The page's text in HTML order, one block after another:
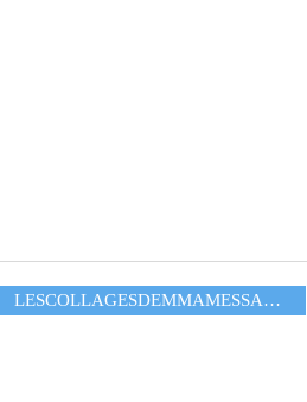
LESCOLLAGESDEMMAMESSANA